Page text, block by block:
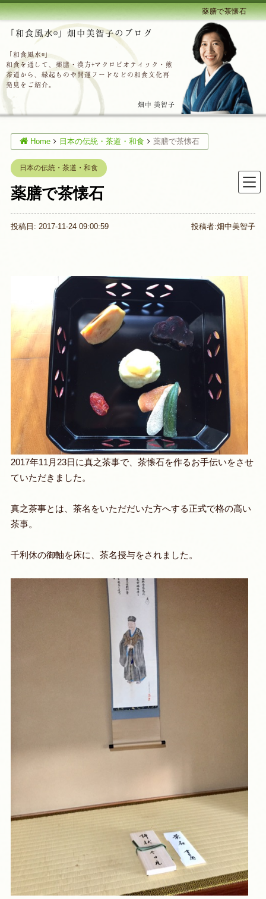
薬膳で茶懐石
「和食風水®」畑中美智子のブログ
「和食風水®」
和食を通して、薬膳・漢方+マクロビオティック・煎
茶道から、縁起ものや開運フードなどの和食文化再
発見をご紹介。
畑中 美智子
Home 日本の伝統・茶道・和食 薬膳で茶懐石
日本の伝統・茶道・和食
薬膳で茶懐石
投稿日: 2017-11-24 09:00:59 投稿者:畑中美智子
2017年11月23日に真之茶事で、茶懐石を作るお手伝いをさせ
ていただきました。
真之茶事とは、茶名をいただだいた方へする正式で格の高い
茶事。
千利休の御軸を床に、茶名授与をされました。